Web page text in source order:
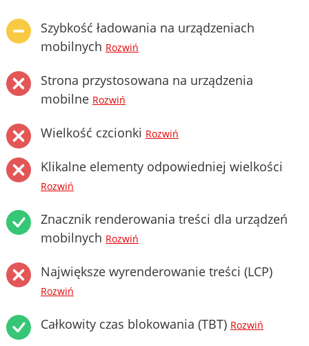
Szybkość ładowania na urządzeniach
mobilnych Rozwiń
Strona przystosowana na urządzenia
mobilne Rozwiń
Wielkość czcionki Rozwiń
Klikalne elementy odpowiedniej wielkości
Rozwiń
Znacznik renderowania treści dla urządzeń
mobilnych Rozwiń
Największe wyrenderowanie treści (LCP)
Rozwiń
Całkowity czas blokowania (TBT) Rozwiń